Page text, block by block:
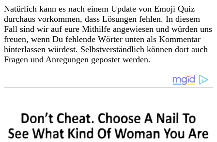
Natürlich kann es nach einem Update von Emoji Quiz
durchaus vorkommen, dass Lösungen fehlen. In diesem
Fall sind wir auf eure Mithilfe angewiesen und würden uns
freuen, wenn Du fehlende Wörter unten als Kommentar
hinterlassen würdest. Selbstverständlich können dort auch
Fragen und Anregungen gepostet werden.